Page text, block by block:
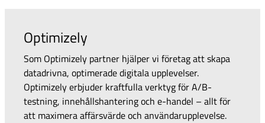
Optimizely
Som Optimizely partner hjälper vi företag att skapa
datadrivna, optimerade digitala upplevelser.
Optimizely erbjuder kraftfulla verktyg för A/B-
testning, innehållshantering och e-handel – allt för
att maximera affärsvärde och användarupplevelse.